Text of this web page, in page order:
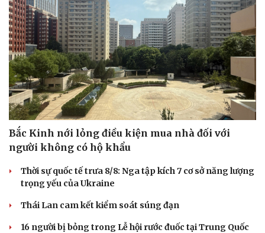
Bắc Kinh nới lỏng điều kiện mua nhà đối với
người không có hộ khẩu
Thời sự quốc tế trưa 8/8: Nga tập kích 7 cơ sở năng lượng
trọng yếu của Ukraine
Thái Lan cam kết kiểm soát súng đạn
16 người bị bỏng trong Lễ hội rước đuốc tại Trung Quốc